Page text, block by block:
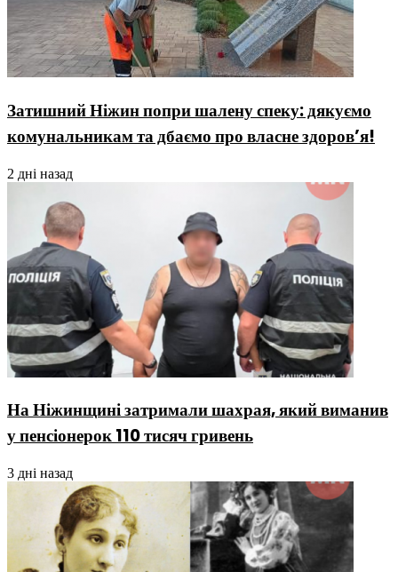
Затишний Ніжин попри шалену спеку: дякуємо
комунальникам та дбаємо про власне здоров’я!
2 дні назад
На Ніжинщині затримали шахрая, який виманив
у пенсіонерок 110 тисяч гривень
3 дні назад